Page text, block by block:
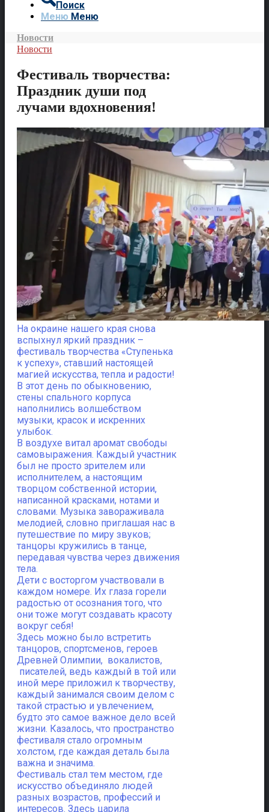
Поиск
Меню Меню
Новости
Новости
Фестиваль творчества:
Праздник души под
лучами вдохновения!
На окраине нашего края снова
вспыхнул яркий праздник –
фестиваль творчества «Ступенька
к успеху», ставший настоящей
магией искусства, тепла и радости!
В этот день по обыкновению,
стены спального корпуса
наполнились волшебством
музыки, красок и искренних
улыбок.
В воздухе витал аромат свободы
самовыражения. Каждый участник
был не просто зрителем или
исполнителем, а настоящим
творцом собственной истории,
написанной красками, нотами и
словами. Музыка завораживала
мелодией, словно приглашая нас в
путешествие по миру звуков;
танцоры кружились в танце,
передавая чувства через движения
тела.
Дети с восторгом участвовали в
каждом номере. Их глаза горели
радостью от осознания того, что
они тоже могут создавать красоту
вокруг себя!
Здесь можно было встретить
танцоров, спортсменов, героев
Древней Олимпии, вокалистов,
писателей, ведь каждый в той или
иной мере приложил к творчеству,
каждый занимался своим делом с
такой страстью и увлечением,
будто это самое важное дело всей
жизни. Казалось, что пространство
фестиваля стало огромным
холстом, где каждая деталь была
важна и значима.
Фестиваль стал тем местом, где
искусство объединяло людей
разных возрастов, профессий и
интересов. Здесь царила